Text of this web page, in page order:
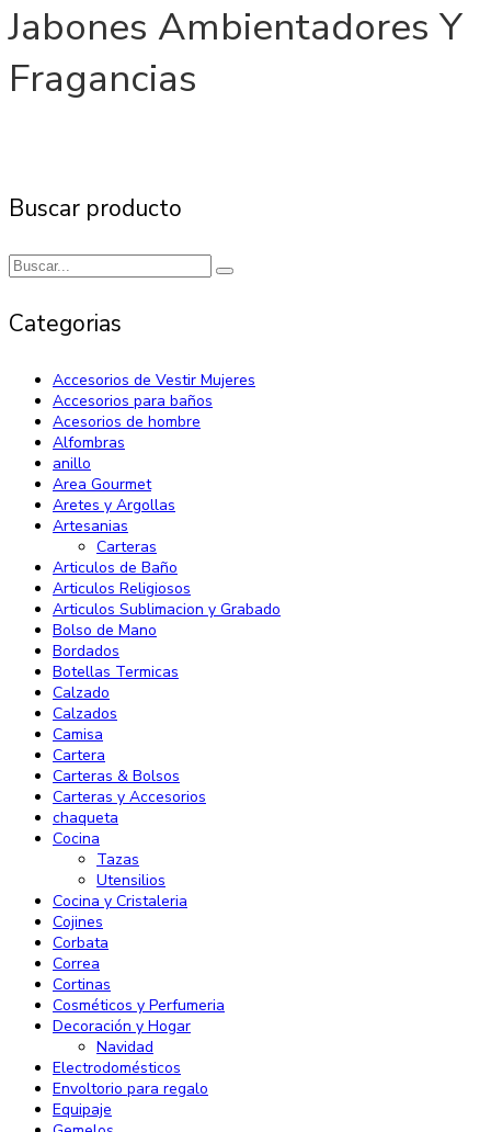
Jabones Ambientadores Y
Fragancias
Buscar producto
Categorias
Accesorios de Vestir Mujeres
Accesorios para baños
Acesorios de hombre
Alfombras
anillo
Area Gourmet
Aretes y Argollas
Artesanias
Carteras
Articulos de Baño
Articulos Religiosos
Articulos Sublimacion y Grabado
Bolso de Mano
Bordados
Botellas Termicas
Calzado
Calzados
Camisa
Cartera
Carteras & Bolsos
Carteras y Accesorios
chaqueta
Cocina
Tazas
Utensilios
Cocina y Cristaleria
Cojines
Corbata
Correa
Cortinas
Cosméticos y Perfumeria
Decoración y Hogar
Navidad
Electrodomésticos
Envoltorio para regalo
Equipaje